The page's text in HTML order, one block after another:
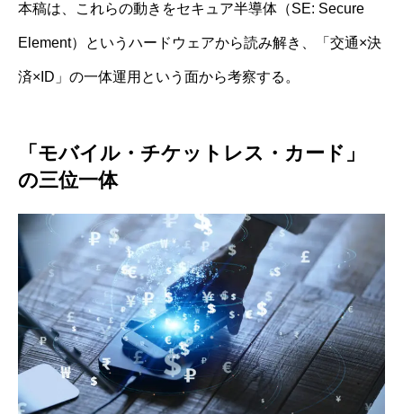
本稿は、これらの動きをセキュア半導体（SE: Secure
Element）というハードウェアから読み解き、「交通×決
済×ID」の一体運用という面から考察する。
「モバイル・チケットレス・カード」
の三位一体